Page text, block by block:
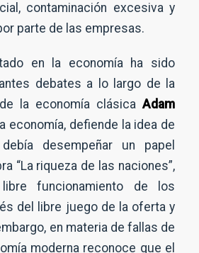
contaminación excesiva y
parte de las empresas.
en la economía ha sido
debates a lo largo de la
la economía clásica Adam
economía, defiende la idea de
desempeñar un papel
“La riqueza de las naciones”,
funcionamiento de los
del libre juego de la oferta y
en materia de fallas de
moderna reconoce que el